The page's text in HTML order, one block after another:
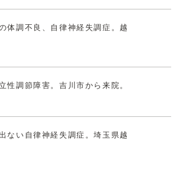
体調不良、自律神経失調症。越
性調節障害。吉川市から来院。
ない自律神経失調症。埼玉県越